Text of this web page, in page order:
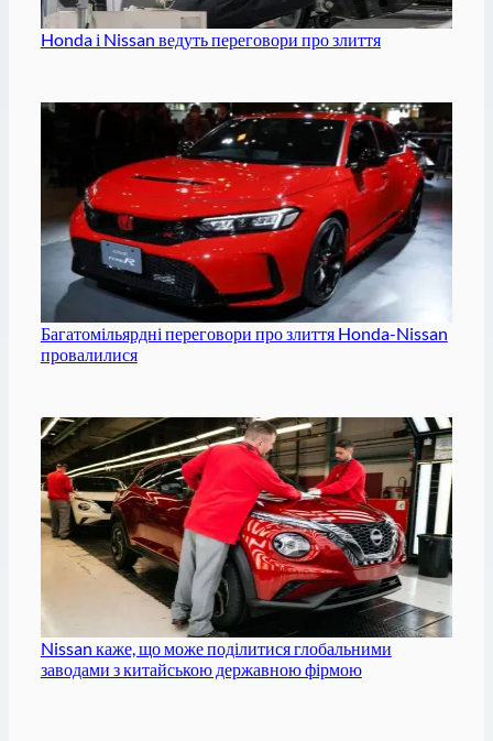
Honda і Nissan ведуть переговори про злиття
Багатомільярдні переговори про злиття Honda-Nissan
провалилися
Nissan каже, що може поділитися глобальними
заводами з китайською державною фірмою